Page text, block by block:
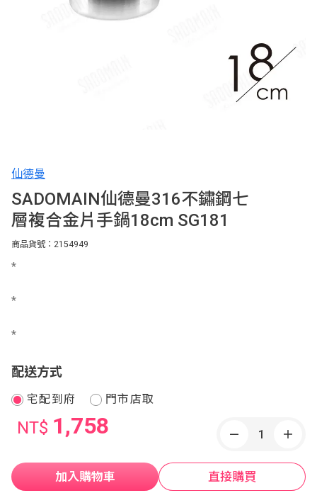
仙德曼
SADOMAIN仙德曼316不鏽鋼七
層複合金片手鍋18cm SG181
商品貨號：2154949
*
*
*
配送方式
宅配到府 門市店取
NT$ 1,758
加入購物車 直接購買